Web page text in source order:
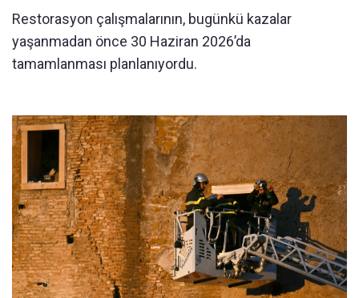
Restorasyon çalışmalarının, bugünkü kazalar
yaşanmadan önce 30 Haziran 2026’da
tamamlanması planlanıyordu.